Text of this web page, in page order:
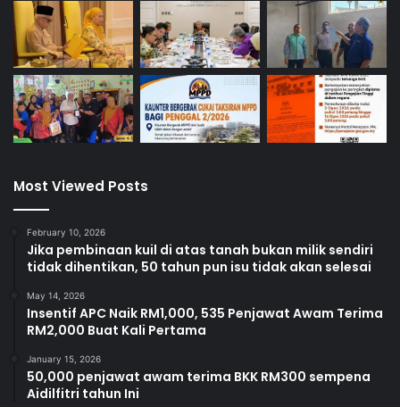
Most Viewed Posts
February 10, 2026
Jika pembinaan kuil di atas tanah bukan milik sendiri
tidak dihentikan, 50 tahun pun isu tidak akan selesai
May 14, 2026
Insentif APC Naik RM1,000, 535 Penjawat Awam Terima
RM2,000 Buat Kali Pertama
January 15, 2026
50,000 penjawat awam terima BKK RM300 sempena
Aidilfitri tahun Ini